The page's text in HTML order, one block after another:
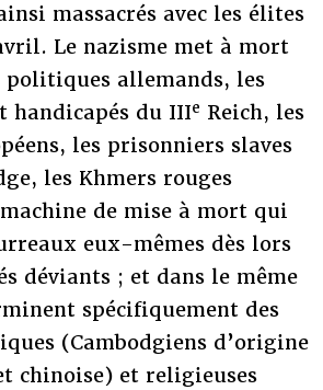
massacrés avec les élites
Le nazisme met à mort
allemands, les
handicapés du IIIe Reich, les
les prisonniers slaves
les Khmers rouges
de mise à mort qui
eux-mêmes dès lors
déviants ; et dans le même
spécifiquement des
(Cambodgiens d’origine
chinoise) et religieuses